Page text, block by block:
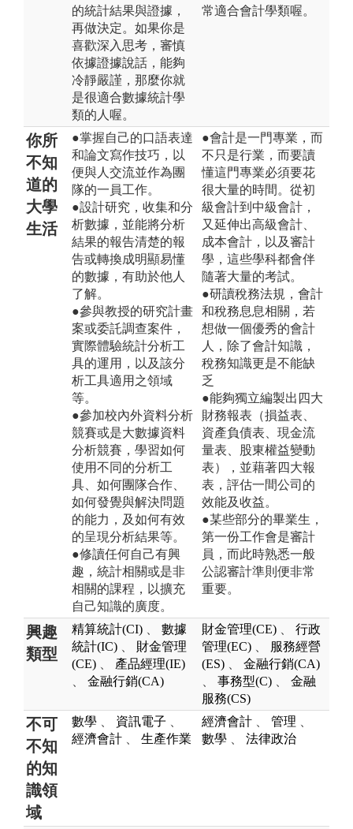
的統計結果與證據，
再做決定。如果你是
喜歡深入思考，審慎
依據證據說話，能夠
冷靜嚴謹，那麼你就
是很適合數據統計學
類的人喔。
常適合會計學類喔。
你所
不知
道的
大學
生活
●掌握自己的口語表達
和論文寫作技巧，以
便與人交流並作為團
隊的一員工作。
●設計研究，收集和分
析數據，並能將分析
結果的報告清楚的報
告或轉換成明顯易懂
的數據，有助於他人
了解。
●參與教授的研究計畫
案或委託調查案件，
實際體驗統計分析工
具的運用，以及該分
析工具適用之領域
等。
●參加校內外資料分析
競賽或是大數據資料
分析競賽，學習如何
使用不同的分析工
具、如何團隊合作、
如何發覺與解決問題
的能力，及如何有效
的呈現分析結果等。
●修讀任何自己有興
趣，統計相關或是非
相關的課程，以擴充
自己知識的廣度。
●會計是一門專業，而
不只是行業，而要讀
懂這門專業必須要花
很大量的時間。從初
級會計到中級會計，
又延伸出高級會計、
成本會計，以及審計
學，這些學科都會伴
隨著大量的考試。
●研讀稅務法規，會計
和稅務息息相關，若
想做一個優秀的會計
人，除了會計知識，
稅務知識更是不能缺
乏
●能夠獨立編製出四大
財務報表（損益表、
資產負債表、現金流
量表、股東權益變動
表），並藉著四大報
表，評估一間公司的
效能及收益。
●某些部分的畢業生，
第一份工作會是審計
員，而此時熟悉一般
公認審計準則便非常
重要。
興趣
類型
精算統計(CI)
數據
統計(IC)
財金管理
(CE)
產品經理(IE)
金融行銷(CA)
財金管理(CE)
行政
管理(EC)
服務經營
(ES)
金融行銷(CA)
事務型(C)
金融
服務(CS)
不可
不知
的知
識領
域
數學 資訊電子
經濟會計
生產作業
經濟會計 管理
數學
法律政治